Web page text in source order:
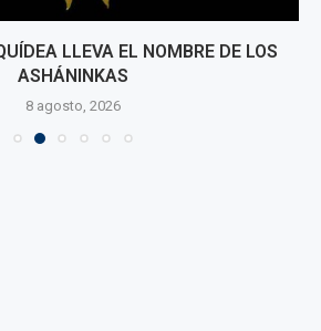
LLEVA EL NOMBRE DE LOS
ASHÁNINKAS
8 agosto, 2026